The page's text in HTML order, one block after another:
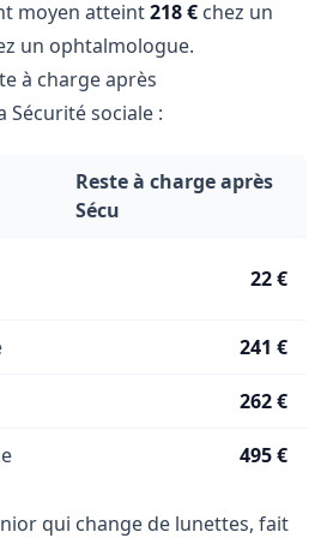
moyen atteint218 € chez un
un ophtalmologue.
à charge après
sociale :
Reste à charge après
Sécu
22 €
241 €
262 €
495 €
qui change de lunettes, fait